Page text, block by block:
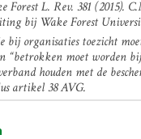
Forest L. Rev. 381 (2015).
bij Wake Forest
bij organisaties toezicht
“betrokken moet worden
houden met de
artikel 38 AVG.